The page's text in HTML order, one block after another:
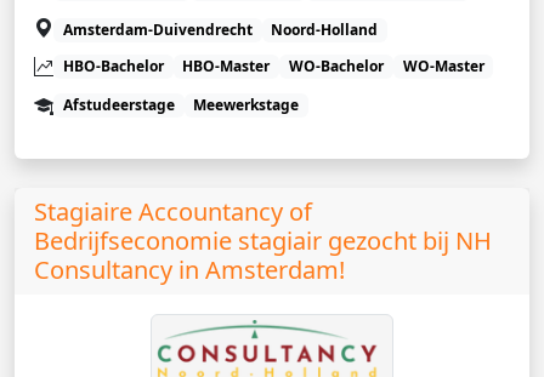
Amsterdam-Duivendrecht
Noord-Holland
HBO-Bachelor
HBO-Master WO-Bachelor
WO-Master
Afstudeerstage
Meewerkstage
Stagiaire Accountancy of
Bedrijfseconomie stagiair gezocht bij NH
Consultancy in Amsterdam!